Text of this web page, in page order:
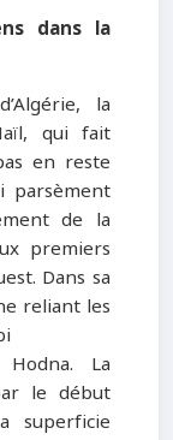
dans la
la
qui fait
en reste
parsèment
de la
premiers
Dans sa
reliant les
La
le début
superficie